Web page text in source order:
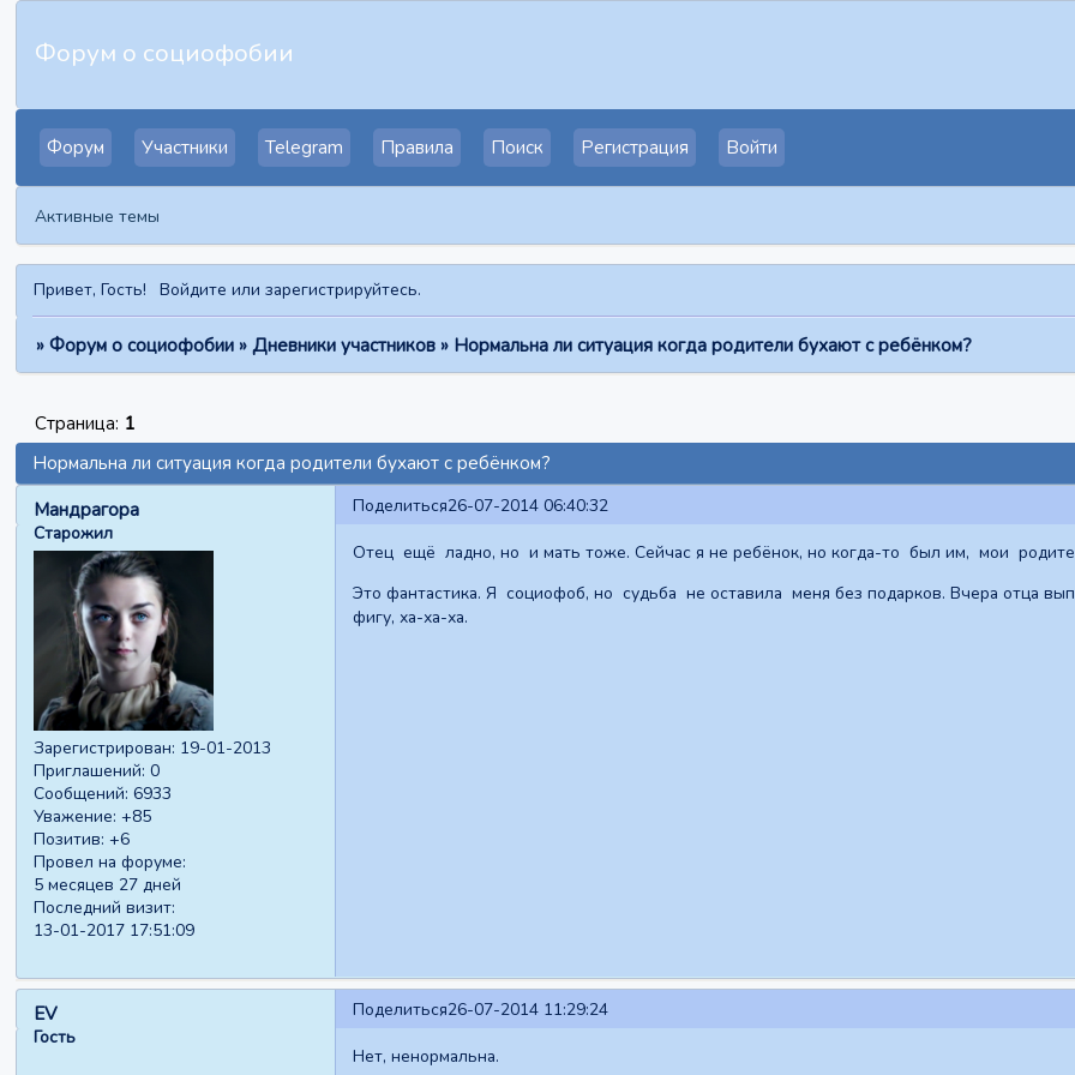
Форум о социофобии
Форум Участники Telegram Правила Поиск Регистрация Войти
Активные темы
Привет, Гость! Войдите илизарегистрируйтесь.
» Форум о социофобии » Дневники участников » Нормальна ли ситуация когда родители бухают с ребёнком?
Нормальна ли ситуация когда родители бухают с ребёнком?
Страница: 1
Поделиться26-07-2014 06:40:32
Мандрагора
Старожил
Зарегистрирован: 19-01-2013
Приглашений: 0
Сообщений: 6933
Уважение: +85
Позитив: +6
Провел на форуме:
5 месяцев 27 дней
Последний визит:
13-01-2017 17:51:09
Отец ещё ладно, но и мать тоже. Сейчас я не ребёнок, но когда-то был им, мои
Это фантастика. Я социофоб, но судьба не оставила меня без подарков. Вчера отца
фигу, ха-ха-ха.
Поделиться26-07-2014 11:29:24
EV
Гость
Нет, ненормальна.